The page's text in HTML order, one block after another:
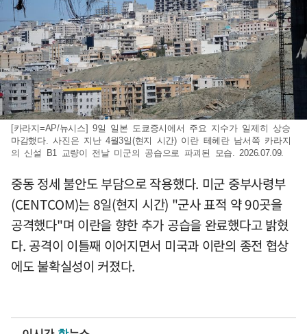
[카라지=AP/뉴시스] 9일 일본 도쿄증시에서 주요 지수가 일제히 상승
마감했다. 사진은 지난 4월3일(현지 시간) 이란 테헤란 남서쪽 카라지
의 신설 B1 교량이 전날 미군의 공습으로 파괴된 모습. 2026.07.09.
중동 정세 불안도 부담으로 작용했다. 미군 중부사령부
(CENTCOM)는 8일(현지 시간) "군사 표적 약 90곳을
공격했다"며 이란을 향한 추가 공습을 완료했다고 밝혔
다. 공격이 이틀째 이어지면서 미국과 이란의 종전 협상
에도 불확실성이 커졌다.